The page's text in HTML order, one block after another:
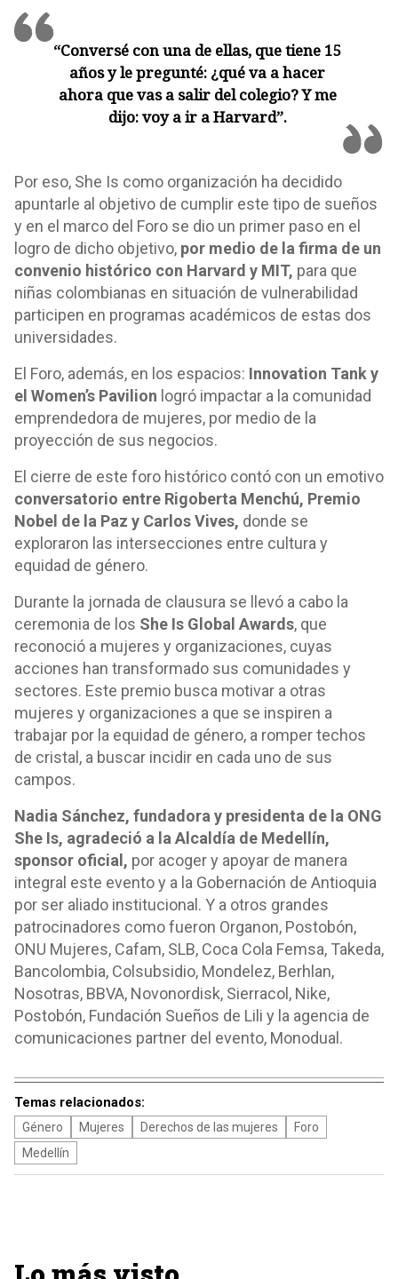
“Conversé con una de ellas, que tiene 15
años y le pregunté: ¿qué va a hacer
ahora que vas a salir del colegio? Y me
dijo: voy a ir a Harvard”.
Por eso, She Is como organización ha decidido
apuntarle al objetivo de cumplir este tipo de sueños
y en el marco del Foro se dio un primer paso en el
logro de dicho objetivo, por medio de la firma de un
convenio histórico con Harvard y MIT, para que
niñas colombianas en situación de vulnerabilidad
participen en programas académicos de estas dos
universidades.
El Foro, además, en los espacios: Innovation Tank y
el Women’s Pavilion logró impactar a la comunidad
emprendedora de mujeres, por medio de la
proyección de sus negocios.
El cierre de este foro histórico contó con un emotivo
conversatorio entre Rigoberta Menchú, Premio
Nobel de la Paz y Carlos Vives, donde se
exploraron las intersecciones entre cultura y
equidad de género.
Durante la jornada de clausura se llevó a cabo la
ceremonia de los She Is Global Awards, que
reconoció a mujeres y organizaciones, cuyas
acciones han transformado sus comunidades y
sectores. Este premio busca motivar a otras
mujeres y organizaciones a que se inspiren a
trabajar por la equidad de género, a romper techos
de cristal, a buscar incidir en cada uno de sus
campos.
Nadia Sánchez, fundadora y presidenta de la ONG
She Is, agradeció a la Alcaldía de Medellín,
sponsor oficial, por acoger y apoyar de manera
integral este evento y a la Gobernación de Antioquia
por ser aliado institucional. Y a otros grandes
patrocinadores como fueron Organon, Postobón,
ONU Mujeres, Cafam, SLB, Coca Cola Femsa, Takeda,
Bancolombia, Colsubsidio, Mondelez, Berhlan,
Nosotras, BBVA, Novonordisk, Sierracol, Nike,
Postobón, Fundación Sueños de Lili y la agencia de
comunicaciones partner del evento, Monodual.
Temas relacionados:
Género Mujeres Derechos de las mujeres
Foro
Medellín